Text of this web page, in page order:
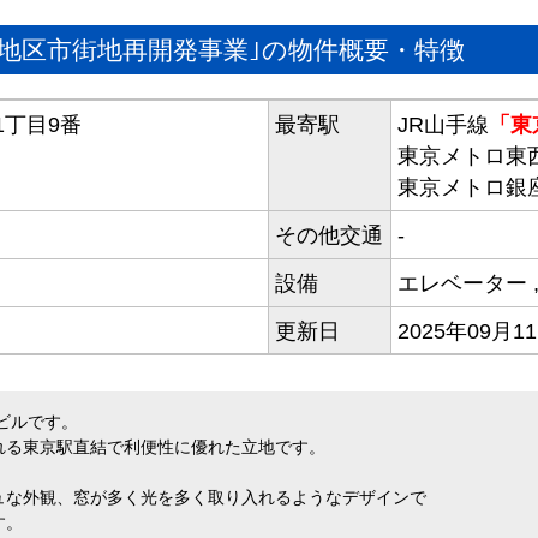
区市街地再開発事業｣の物件概要・特徴
目9番 最寄駅 JR山手線 「
東京メトロ東
東京メトロ銀
その他交通
-
設備
エレベーター
更新日
2025年09月
です。
東京駅直結で利便性に優れた立地です。
外観、窓が多く光を多く取り入れるようなデザインで